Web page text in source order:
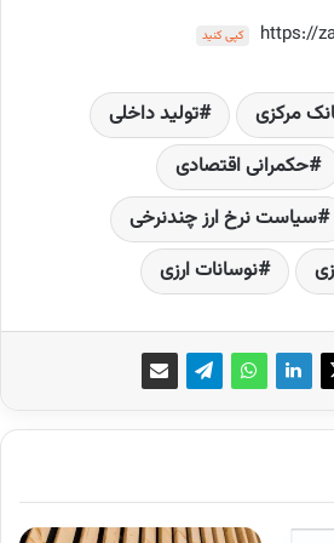
https:// کپی کنید
مرکزی
تولید داخلی
حکمرانی اقتصادی
سیاست نرخ ارز چندنرخی
نوسانات ارزی